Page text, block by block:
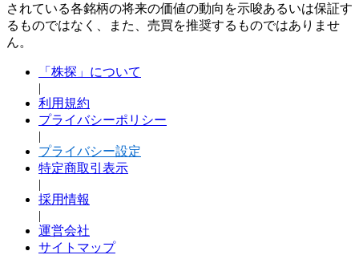
されている各銘柄の将来の価値の動向を示唆あるいは保証す
るものではなく、また、売買を推奨するものではありませ
ん。
「株探」について
|
利用規約
プライバシーポリシー
|
プライバシー設定
特定商取引表示
|
採用情報
|
運営会社
サイトマップ